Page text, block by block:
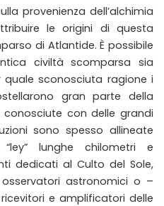
provenienza dell’alchimia
le origini di questa
di Atlantide. È possibile
civiltà scomparsa sia
sconosciuta ragione i
gran parte della
con delle grandi
sono spesso allineate
lunghe chilometri e
dedicati al Culto del Sole,
astronomici o –
e amplificatori delle